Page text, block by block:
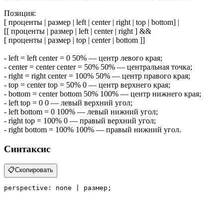
Позиция:
[ проценты | размер | left | center | right | top | bottom] |
[[ проценты | размер | left | center | right ] &&
[ проценты | размер | top | center | bottom ]]
- left = left center = 0 50% — центр левого края;
- center = center center = 50% 50% — центральная точка;
- right = right center = 100% 50% — центр правого края;
- top = center top = 50% 0 — центр верхнего края;
- bottom = center bottom 50% 100% — центр нижнего края;
- left top = 0 0 — левый верхний угол;
- left bottom = 0 100% — левый нижний угол;
- right top = 100% 0 — правый верхний угол;
- right bottom = 100% 100% — правый нижний угол.
Синтаксис
📋Скопировать
perspective : none | размер;